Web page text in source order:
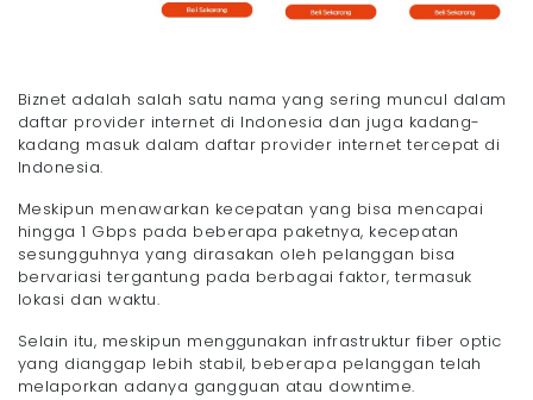
Biznet adalah salah satu nama yang sering muncul dalam
daftar provider internet di Indonesia dan juga kadang-
kadang masuk dalam daftar provider internet tercepat di
Indonesia.
Meskipun menawarkan kecepatan yang bisa mencapai
hingga 1 Gbps pada beberapa paketnya, kecepatan
sesungguhnya yang dirasakan oleh pelanggan bisa
bervariasi tergantung pada berbagai faktor, termasuk
lokasi dan waktu.
Selain itu, meskipun menggunakan infrastruktur fiber optic
yang dianggap lebih stabil, beberapa pelanggan telah
melaporkan adanya gangguan atau downtime.